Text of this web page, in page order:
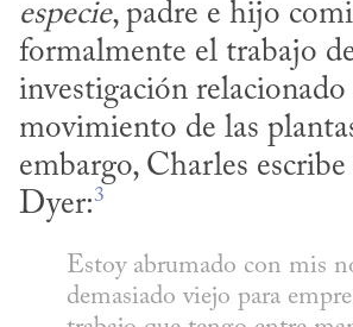
especie, padre e hijo
formalmente el trabajo
investigación
movimiento de las
embargo, Charles
Dyer:3
Estoy abrumado con mis
demasiado viejo para